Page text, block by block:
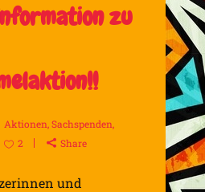
zu
Aktionen,Sachspenden,
2 Share
und